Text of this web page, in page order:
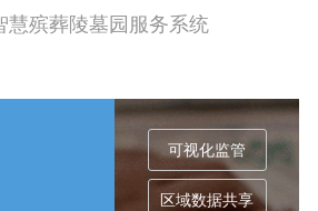
慧殡葬陵墓园服务系统
可视化监管
区域数据共享